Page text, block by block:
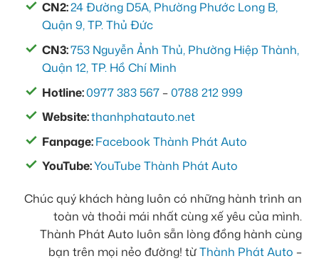
CN2:24 Đường D5A, Phường Phước Long B,
Quận 9, TP. Thủ Đức
CN3:753 Nguyễn Ảnh Thủ, Phường Hiệp Thành,
Quận 12, TP. Hồ Chí Minh
Hotline:0977 383 567 –0788 212 999
Website:thanhphatauto.net
Fanpage:Facebook Thành Phát Auto
YouTube:YouTube Thành Phát Auto
Chúc quý khách hàng luôn có những hành trình an
toàn và thoải mái nhất cùng xế yêu của mình.
Thành Phát Auto luôn sẵn lòng đồng hành cùng
bạn trên mọi nẻo đường! từThành Phát Auto –